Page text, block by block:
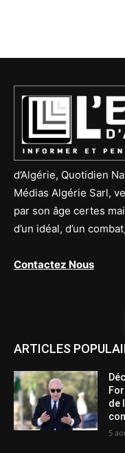
d’Algérie, Quotidien
Médias Algérie Sarl,
par son âge certes
d’un idéal, d’un
Contactez Nous
ARTICLES
de
5